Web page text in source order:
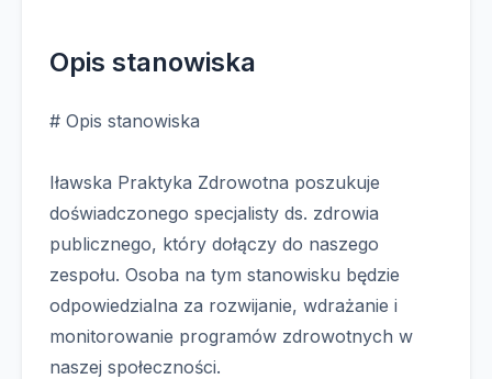
Opis stanowiska
# Opis stanowiska
Iławska Praktyka Zdrowotna poszukuje
doświadczonego specjalisty ds. zdrowia
publicznego, który dołączy do naszego
zespołu. Osoba na tym stanowisku będzie
odpowiedzialna za rozwijanie, wdrażanie i
monitorowanie programów zdrowotnych w
naszej społeczności.